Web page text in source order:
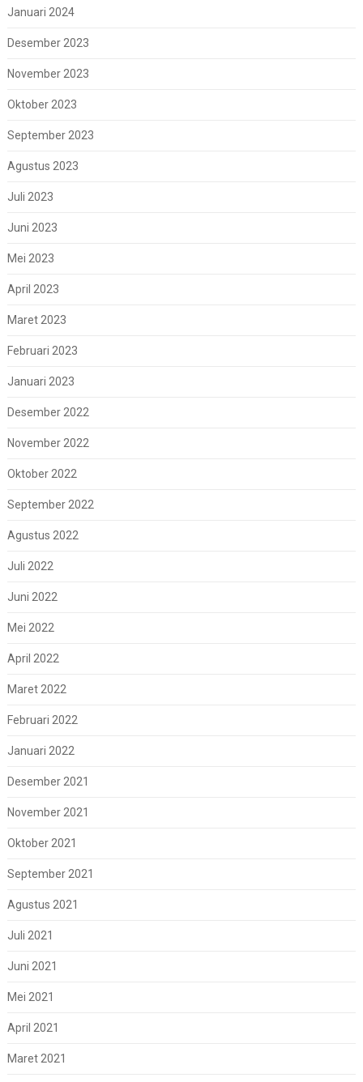
Januari 2024
Desember 2023
November 2023
Oktober 2023
September 2023
Agustus 2023
Juli 2023
Juni 2023
Mei 2023
April 2023
Maret 2023
Februari 2023
Januari 2023
Desember 2022
November 2022
Oktober 2022
September 2022
Agustus 2022
Juli 2022
Juni 2022
Mei 2022
April 2022
Maret 2022
Februari 2022
Januari 2022
Desember 2021
November 2021
Oktober 2021
September 2021
Agustus 2021
Juli 2021
Juni 2021
Mei 2021
April 2021
Maret 2021